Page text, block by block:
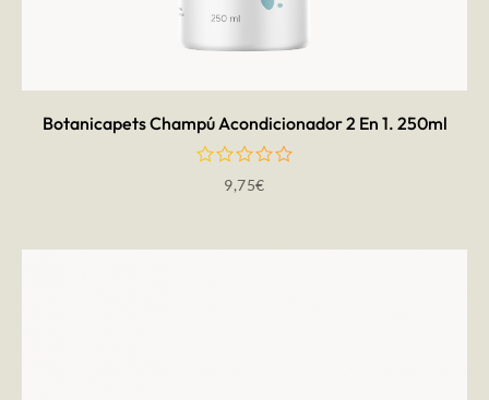
Botanicapets Champú Acondicionador 2 En 1. 250ml
9,75€